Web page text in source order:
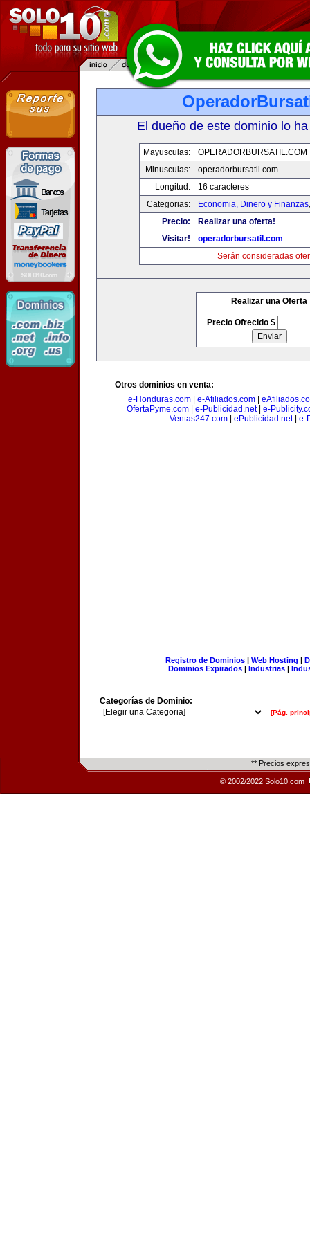
El dueño de este dominio lo
Mayusculas:
OPERADORBURSATIL.COM
Minusculas:
operadorbursatil.com
Longitud:
16 caracteres
Categorias:
Economia, Dinero y Finanzas
Precio:
Realizar una oferta!
Visitar!
operadorbursatil.com
Serán consideradas
Realizar una Oferta
Precio Ofrecido $
Otros dominios en venta:
e-Honduras.com| e-Afiliados.com|
OfertaPyme.com| e-Publicidad.net| e-
Ventas247.com
ePublicidad.net| e-
Registro de Dominios| Web Hosting |
Dominios Expirados | Industrias |
Categorías de Dominio:
[Pág.
** Precios
© 2002/2022 Solo10.com